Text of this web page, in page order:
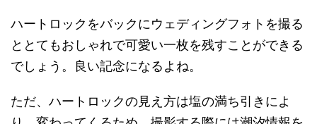
ハートロックをバックにウェディングフォトを撮る
ととてもおしゃれで可愛い一枚を残すことができる
でしょう。良い記念になるよね。
ただ、ハートロックの見え方は塩の満ち引きによ